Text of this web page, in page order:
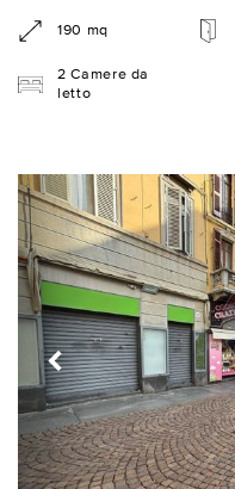
190 mq
2 Camere da
letto